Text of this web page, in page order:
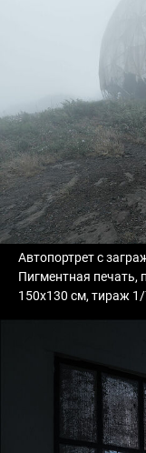
Автопортрет с
Пигментная печать,
150х130 см, тираж